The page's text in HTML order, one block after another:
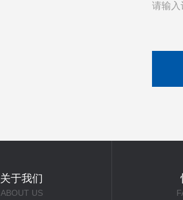
请输入
关于我们
ABOUT US